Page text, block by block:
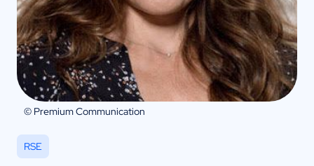
© Premium Communication
RSE